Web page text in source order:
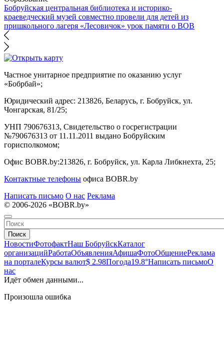
Бобруйская центральная библиотека и историко-
краеведческий музей совместно провели для детей из
пришкольного лагеря «Лесовичок» урок памяти о ВОВ
Частное унитарное предприятие по оказанию услуг
«Бобрбай»;
Юридический адрес: 213826, Беларусь, г. Бобруйск, ул.
Чонгарская, 81/25;
УНП 790676313, Свидетельство о госрегистрации
№790676313 от 11.11.2011 выдано Бобруйским
горисполкомом;
Офис BOBR.by:213826, г. Бобруйск, ул. Карла Либкнехта, 25;
Контактные телефоны офиса BOBR.by
Написать письмо О нас Реклама
© 2006-2026 «BOBR.by»
Поиск
НовостиФотофактНаш БобруйскКаталог
организацийРаботаОбъявленияАфишаФотоОбщениеРеклама
на порталеКурсы валют$ 2.98Погода19.8°Написать письмоО
нас
Идёт обмен данными...
Произошла ошибка